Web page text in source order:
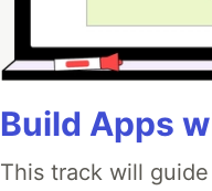
Build Apps
This track will